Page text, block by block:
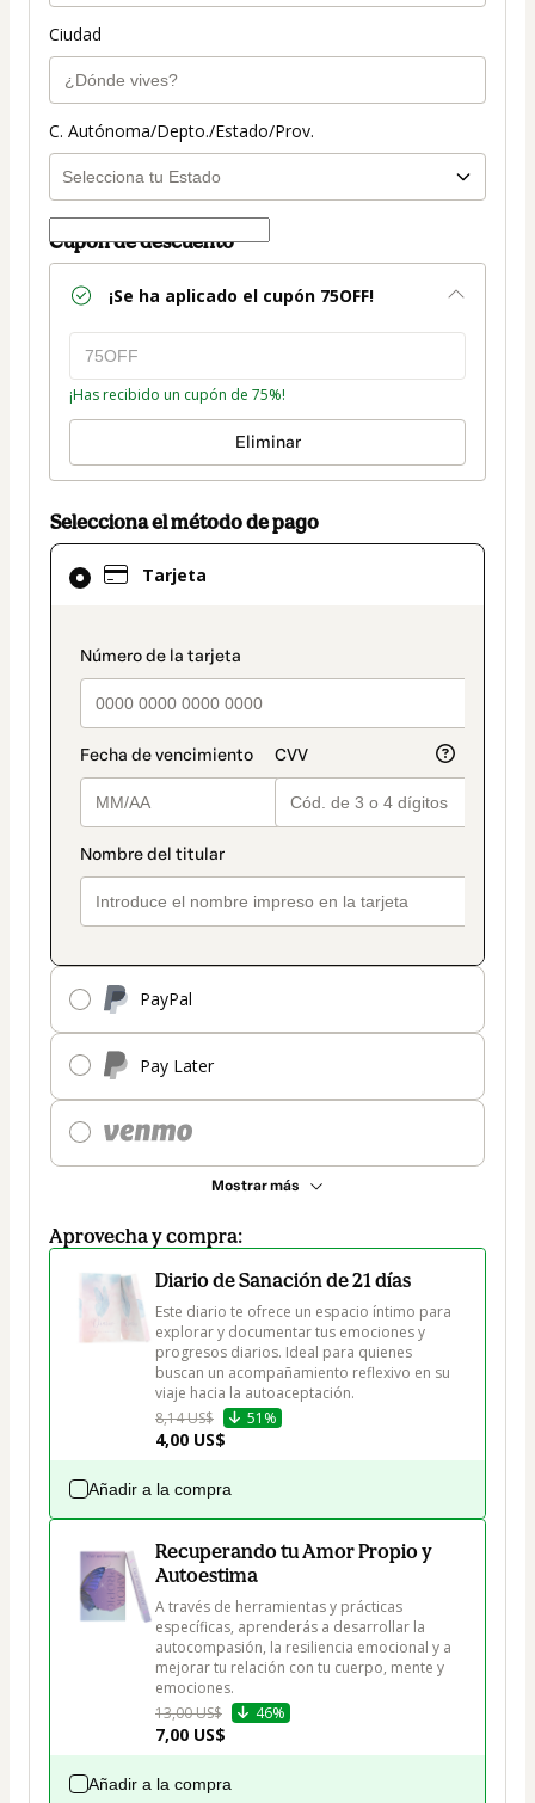
Ciudad
C. Autónoma/Depto./Estado/Prov.
Cupón de descuento
¡Se ha aplicado el cupón 75OFF!
¡Has recibido un cupón de 75%!
Eliminar
Selecciona el método de pago
Tarjeta
payment_data.section_title_v2
PayPal
Pay Later
Mostrar más
El
método
seleccionado
Tarjeta
Aprovecha y compra:
Diario de Sanación de 21 días
Este diario te ofrece un espacio íntimo para
explorar y documentar tus emociones y
progresos diarios. Ideal para quienes
buscan un acompañamiento reflexivo en su
viaje hacia la autoaceptación.
8,14 US$
51%
4,00 US$
Añadir a la compra
Recuperando tu Amor Propio y
Autoestima
A través de herramientas y prácticas
específicas, aprenderás a desarrollar la
autocompasión, la resiliencia emocional y a
mejorar tu relación con tu cuerpo, mente y
emociones.
13,00 US$
46%
7,00 US$
Añadir a la compra